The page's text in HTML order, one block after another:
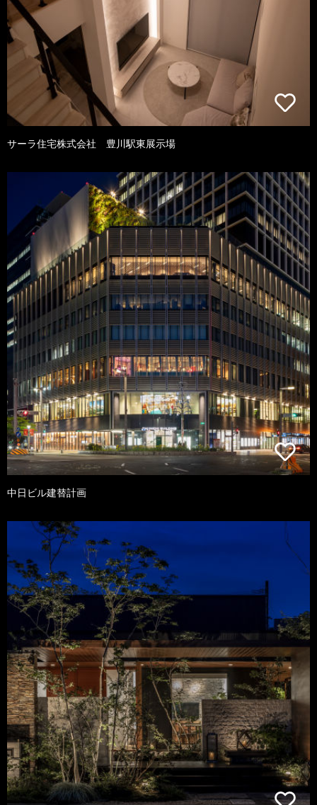
サーラ住宅株式会社 豊川駅東展示場
中日ビル建替計画